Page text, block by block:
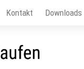
Kontakt Downloads